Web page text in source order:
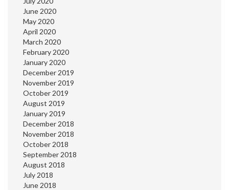
June 2020
May 2020
April 2020
March 2020
February 2020
January 2020
December 2019
November 2019
October 2019
August 2019
January 2019
December 2018
November 2018
October 2018
September 2018
August 2018
July 2018
June 2018